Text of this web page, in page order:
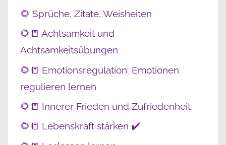
🌻 Sprüche, Zitate, Weisheiten
🌻📒 Achtsamkeit und
Achtsamkeitsübungen
🌻📒 Emotionsregulation: Emotionen
regulieren lernen
🌻📒 Innerer Frieden und Zufriedenheit
🌻📒 Lebenskraft stärken ✔️